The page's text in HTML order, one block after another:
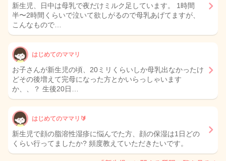
新生児、日中は母乳で夜だけミルク足しています。 1時間
半〜2時間くらいで泣いて欲しがるので母乳あげてますが、
こんなもので…
はじめてのママリ
お子さんが新生児の頃、20ミリくらいしか母乳出なかったけ
どその後増えて完母になった方とかいらっしゃいます
か、、？ 生後20日…
はじめてのママリ🔰
新生児で顔の脂溶性湿疹に悩んでた方、顔の保湿は1日どの
くらい行ってましたか? 頻度教えていただきたいです。